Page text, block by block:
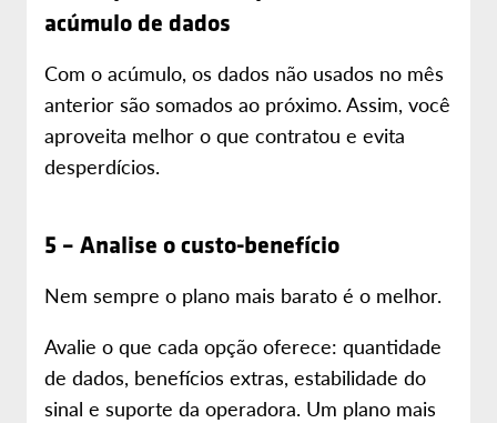
acúmulo de dados
Com o acúmulo, os dados não usados no mês
anterior são somados ao próximo. Assim, você
aproveita melhor o que contratou e evita
desperdícios.
5 – Analise o custo-benefício
Nem sempre o plano mais barato é o melhor.
Avalie o que cada opção oferece: quantidade
de dados, benefícios extras, estabilidade do
sinal e suporte da operadora. Um plano mais